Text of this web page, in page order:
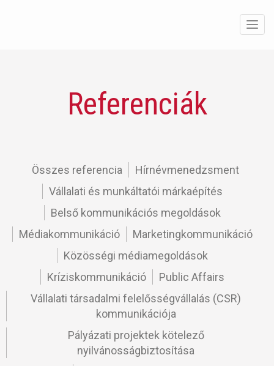
Referenciák
Összes referencia
Hírnévmenedzsment
Vállalati és munkáltatói márkaépítés
Belső kommunikációs megoldások
Médiakommunikáció
Marketingkommunikáció
Közösségi médiamegoldások
Kríziskommunikáció
Public Affairs
Vállalati társadalmi felelősségvállalás (CSR)
kommunikációja
Pályázati projektek kötelező
nyilvánosságbiztosítása